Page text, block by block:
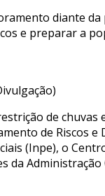
diante
e preparar a
de
de Riscos
(Inpe), o